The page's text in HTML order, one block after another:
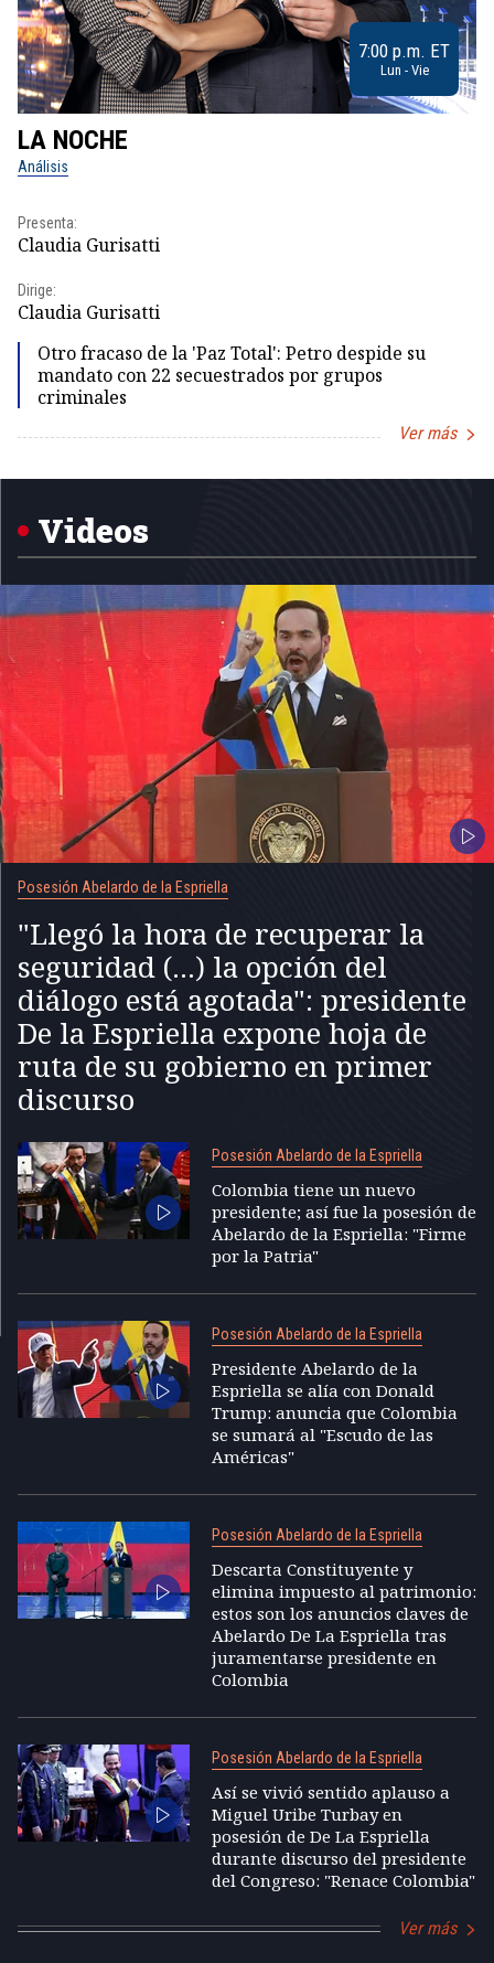
7:00 p.m. ET
Lun - Vie
LA NOCHE
Análisis
Presenta:
Claudia Gurisatti
Dirige:
Claudia Gurisatti
Otro fracaso de la 'Paz Total': Petro despide su
mandato con 22 secuestrados por grupos
criminales
Ver más
1
Videos
Posesión Abelardo de la Espriella
"Llegó la hora de recuperar la
seguridad (...) la opción del
diálogo está agotada": presidente
De la Espriella expone hoja de
ruta de su gobierno en primer
discurso
Posesión Abelardo de la Espriella
Colombia tiene un nuevo
presidente; así fue la posesión de
Abelardo de la Espriella: "Firme
por la Patria"
Posesión Abelardo de la Espriella
Presidente Abelardo de la
Espriella se alía con Donald
Trump: anuncia que Colombia
se sumará al "Escudo de las
Américas"
Posesión Abelardo de la Espriella
Descarta Constituyente y
elimina impuesto al patrimonio:
estos son los anuncios claves de
Abelardo De La Espriella tras
juramentarse presidente en
Colombia
Posesión Abelardo de la Espriella
Así se vivió sentido aplauso a
Miguel Uribe Turbay en
posesión de De La Espriella
durante discurso del presidente
del Congreso: "Renace Colombia"
Ver más